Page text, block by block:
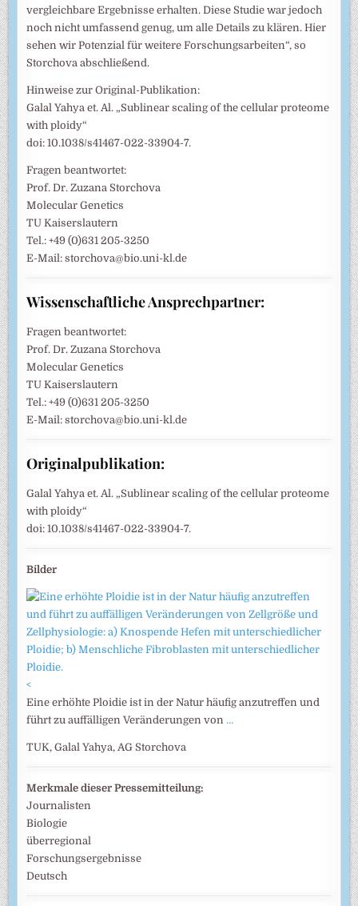
vergleichbare Ergebnisse erhalten. Diese Studie war jedoch
noch nicht umfassend genug, um alle Details zu klären. Hier
sehen wir Potenzial für weitere Forschungsarbeiten“, so
Storchova abschließend.
Hinweise zur Original-Publikation:
Galal Yahya et. Al. „Sublinear scaling of the cellular proteome
with ploidy“
doi: 10.1038/s41467-022-33904-7.
Fragen beantwortet:
Prof. Dr. Zuzana Storchova
Molecular Genetics
TU Kaiserslautern
Tel.: +49 (0)631 205-3250
E-Mail: storchova@bio.uni-kl.de
Wissenschaftliche Ansprechpartner:
Fragen beantwortet:
Prof. Dr. Zuzana Storchova
Molecular Genetics
TU Kaiserslautern
Tel.: +49 (0)631 205-3250
E-Mail: storchova@bio.uni-kl.de
Originalpublikation:
Galal Yahya et. Al. „Sublinear scaling of the cellular proteome
with ploidy“
doi: 10.1038/s41467-022-33904-7.
Bilder
<
Eine erhöhte Ploidie ist in der Natur häufig anzutreffen und
führt zu auffälligen Veränderungen von …
TUK, Galal Yahya, AG Storchova
Merkmale dieser Pressemitteilung:
Journalisten
Biologie
überregional
Forschungsergebnisse
Deutsch